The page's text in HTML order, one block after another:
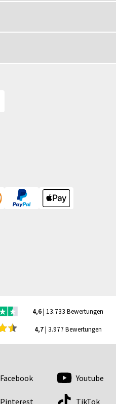
4,6| 13.733 Bewertungen
4,7| 3.977 Bewertungen
Facebook Youtube
Pinterest TikTok